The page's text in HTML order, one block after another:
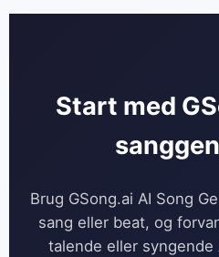
Start med
Brug GSong.ai AI Song
sang eller beat, og
talende eller